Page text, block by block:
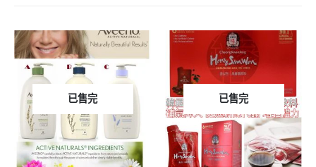
已售完 已售完